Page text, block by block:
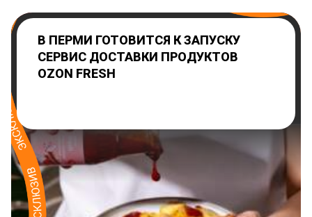
В ПЕРМИ ГОТОВИТСЯ К ЗАПУСКУ
СЕРВИС ДОСТАВКИ ПРОДУКТОВ
OZON FRESH